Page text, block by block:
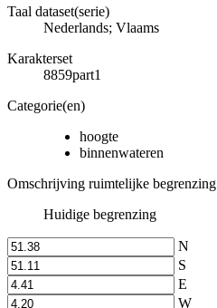
Taal dataset(serie)
Nederlands; Vlaams
Karakterset
8859part1
Categorie(en)
hoogte
binnenwateren
Omschrijving ruimtelijke begrenzing
Huidige begrenzing
N
S
E
W